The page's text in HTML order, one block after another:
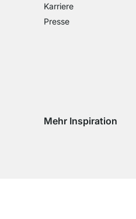
Karriere
Presse
Mehr Inspiration